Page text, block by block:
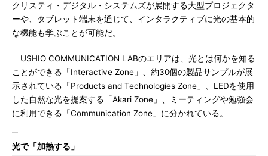
クリスティ・デジタル・システムズが展開する大型プロジェクタ
ーや、タブレット端末を通じて、インタラクティブに光の基本的
な機能も学ぶことが可能だ。
USHIO COMMUNICATION LABのエリアは、光とは何かを知る
ことができる「Interactive Zone」、約30個の製品サンプルが展
示されている「Products and Technologies Zone」、LEDを使用
した自然な光を提案する「Akari Zone」、ミーティングや勉強会
に利用できる「Communication Zone」に分かれている。
光で「加熱する」